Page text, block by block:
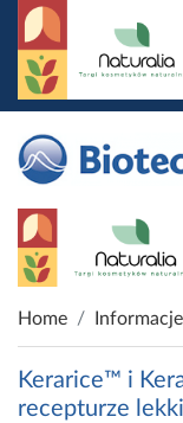
Home Informacje
Kerarice™ i
recepturze